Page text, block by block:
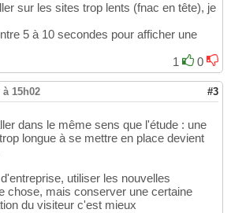
sur les sites trop lents (fnac en tête), je
5 à 10 secondes pour afficher une
1
0
à 15h02 #3
dans le même sens que l'étude : une
longue à se mettre en place devient
utiliser les nouvelles
chose, mais conserver une certaine
du visiteur c'est mieux